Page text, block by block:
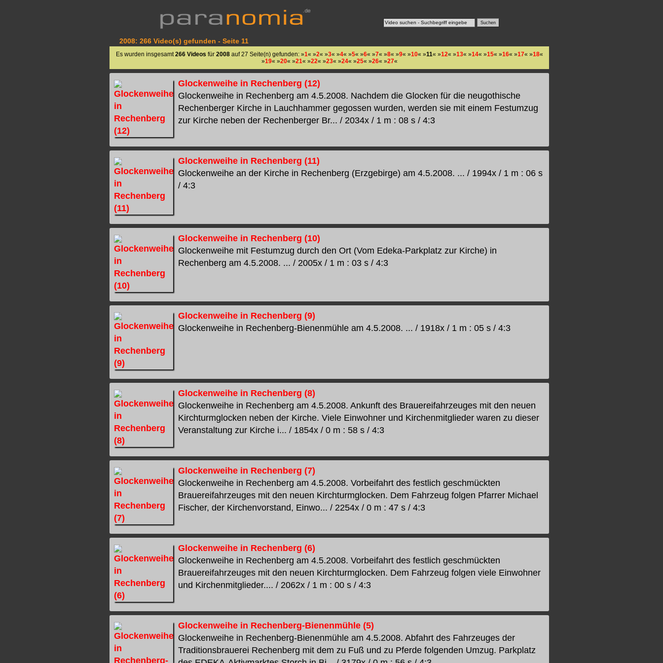
2008: 266 Video(s) gefunden - Seite 11
Es wurden insgesamt266 Videos für 2008auf 27 Seite(n) gefunden: »1« »2« »3« »4« »5« »6« »7« »8« »9« »10« »11« »12« »13« »14« »15« »16« »17« »18«
»19« »20« »21« »22« »23« »24« »25« »26« »27«
Glockenweihe in Rechenberg (12)
Glockenweihe in Rechenberg am 4.5.2008. Nachdem die Glocken für die neugothische
Rechenberger Kirche in Lauchhammer gegossen wurden, werden sie mit einem Festumzug
zur Kirche neben der Rechenberger Br... / 2034x / 1 m : 08 s / 4:3
Glockenweihe in Rechenberg (11)
Glockenweihe an der Kirche in Rechenberg (Erzgebirge) am 4.5.2008. ... / 1994x / 1 m : 06 s
/ 4:3
Glockenweihe in Rechenberg (10)
Glockenweihe mit Festumzug durch den Ort (Vom Edeka-Parkplatz zur Kirche) in
Rechenberg am 4.5.2008. ... / 2005x / 1 m : 03 s / 4:3
Glockenweihe in Rechenberg (9)
Glockenweihe in Rechenberg-Bienenmühle am 4.5.2008. ... / 1918x / 1 m : 05 s / 4:3
Glockenweihe in Rechenberg (8)
Glockenweihe in Rechenberg am 4.5.2008. Ankunft des Brauereifahrzeuges mit den neuen
Kirchturmglocken neben der Kirche. Viele Einwohner und Kirchenmitglieder waren zu dieser
Veranstaltung zur Kirche i... / 1854x / 0 m : 58 s / 4:3
Glockenweihe in Rechenberg (7)
Glockenweihe in Rechenberg am 4.5.2008. Vorbeifahrt des festlich geschmückten
Brauereifahrzeuges mit den neuen Kirchturmglocken. Dem Fahrzeug folgen Pfarrer Michael
Fischer, der Kirchenvorstand, Einwo... / 2254x / 0 m : 47 s / 4:3
Glockenweihe in Rechenberg (6)
Glockenweihe in Rechenberg am 4.5.2008. Vorbeifahrt des festlich geschmückten
Brauereifahrzeuges mit den neuen Kirchturmglocken. Dem Fahrzeug folgen viele Einwohner
und Kirchenmitglieder.... / 2062x / 1 m : 00 s / 4:3
Glockenweihe in Rechenberg-Bienenmühle (5)
Glockenweihe in Rechenberg-Bienenmühle am 4.5.2008. Abfahrt des Fahrzeuges der
Traditionsbrauerei Rechenberg mit dem zu Fuß und zu Pferde folgenden Umzug. Parkplatz